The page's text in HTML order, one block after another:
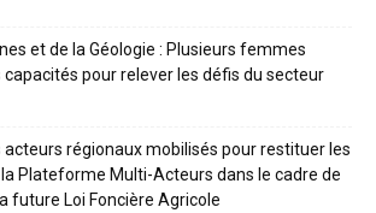
et de la Géologie : Plusieurs femmes
pour relever les défis du secteur
acteurs régionaux mobilisés pour restituer les
Plateforme Multi-Acteurs dans le cadre de
future Loi Foncière Agricole